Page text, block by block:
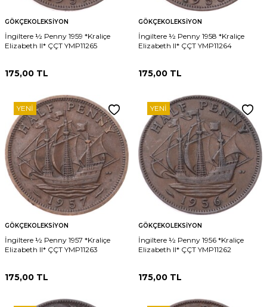
GÖKÇEKOLEKSIYON
İngiltere ½ Penny 1959 *Kraliçe
Elizabeth II* ÇÇT YMP11265
175,00 TL
GÖKÇEKOLEKSIYON
İngiltere ½ Penny 1958 *Kraliçe
Elizabeth II* ÇÇT YMP11264
175,00 TL
YENI
GÖKÇEKOLEKSIYON
İngiltere ½ Penny 1957 *Kraliçe
Elizabeth II* ÇÇT YMP11263
175,00 TL
YENI
GÖKÇEKOLEKSIYON
İngiltere ½ Penny 1956 *Kraliçe
Elizabeth II* ÇÇT YMP11262
175,00 TL